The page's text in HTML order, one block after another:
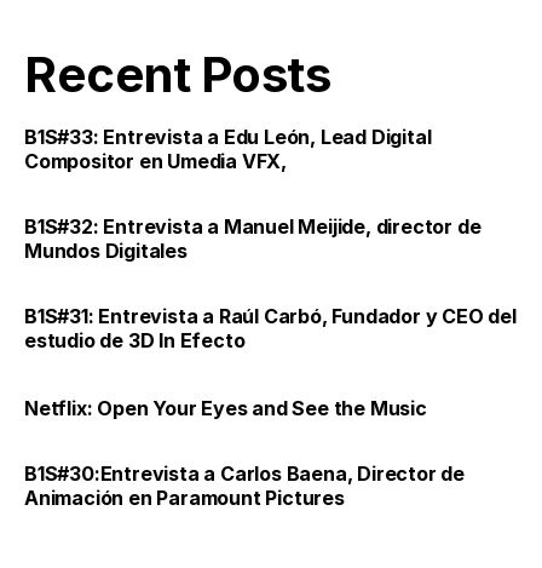
Recent Posts
B1S#33: Entrevista a Edu León, Lead Digital
Compositor en Umedia VFX,
B1S#32: Entrevista a Manuel Meijide, director de
Mundos Digitales
B1S#31: Entrevista a Raúl Carbó, Fundador y CEO del
estudio de 3D In Efecto
Netflix: Open Your Eyes and See the Music
B1S#30:Entrevista a Carlos Baena, Director de
Animación en Paramount Pictures